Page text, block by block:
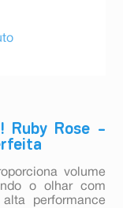
Ruby Rose –
volume
o olhar com
performance